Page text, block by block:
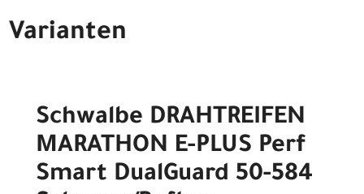
Varianten
Schwalbe DRAHTREIFEN
MARATHON E-PLUS Perf
Smart DualGuard 50-584